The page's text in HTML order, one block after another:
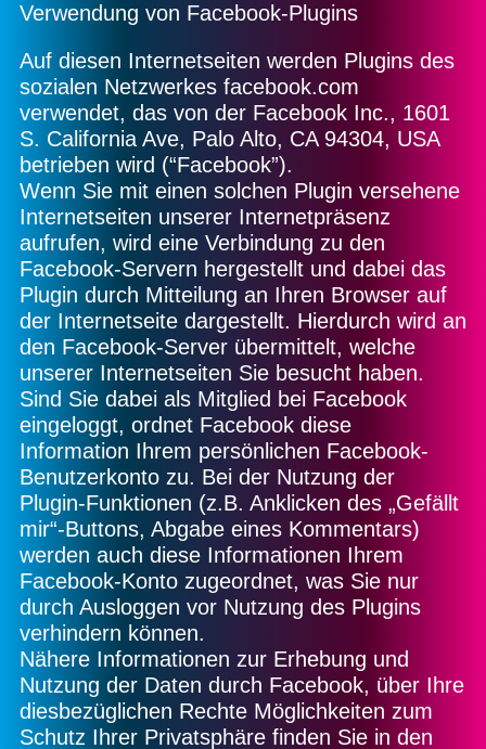
Verwendung von Facebook-Plugins
Auf diesen Internetseiten werden Plugins des
sozialen Netzwerkes facebook.com
verwendet, das von der Facebook Inc., 1601
S. California Ave, Palo Alto, CA 94304, USA
betrieben wird (“Facebook”).
Wenn Sie mit einen solchen Plugin versehene
Internetseiten unserer Internetpräsenz
aufrufen, wird eine Verbindung zu den
Facebook-Servern hergestellt und dabei das
Plugin durch Mitteilung an Ihren Browser auf
der Internetseite dargestellt. Hierdurch wird an
den Facebook-Server übermittelt, welche
unserer Internetseiten Sie besucht haben.
Sind Sie dabei als Mitglied bei Facebook
eingeloggt, ordnet Facebook diese
Information Ihrem persönlichen Facebook-
Benutzerkonto zu. Bei der Nutzung der
Plugin-Funktionen (z.B. Anklicken des „Gefällt
mir“-Buttons, Abgabe eines Kommentars)
werden auch diese Informationen Ihrem
Facebook-Konto zugeordnet, was Sie nur
durch Ausloggen vor Nutzung des Plugins
verhindern können.
Nähere Informationen zur Erhebung und
Nutzung der Daten durch Facebook, über Ihre
diesbezüglichen Rechte Möglichkeiten zum
Schutz Ihrer Privatsphäre finden Sie in den